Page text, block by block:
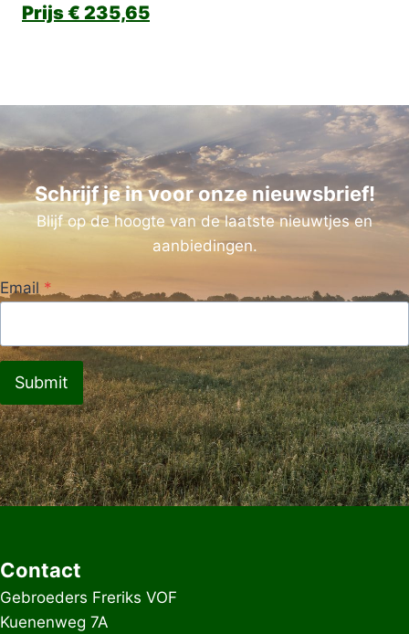
€ 235,65
Schrijf je in voor onze nieuwsbrief!
Blijf op de hoogte van de laatste nieuwtjes en
aanbiedingen.
Email *
Submit
Contact
Gebroeders Freriks VOF
Kuenenweg 7A